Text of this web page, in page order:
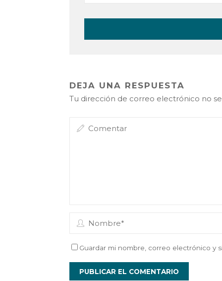
DEJA UNA RESPUESTA
Tu dirección de correo electrónico no
Guardar mi nombre, correo electrónico y